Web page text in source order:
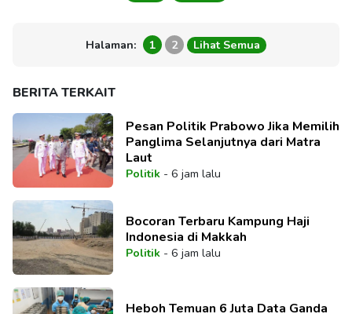
Halaman: 1 2 Lihat Semua
BERITA TERKAIT
Pesan Politik Prabowo Jika Memilih
Panglima Selanjutnya dari Matra
Laut
Politik- 6 jam lalu
Bocoran Terbaru Kampung Haji
Indonesia di Makkah
Politik- 6 jam lalu
Heboh Temuan 6 Juta Data Ganda